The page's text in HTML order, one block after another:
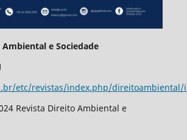
e Sociedade
etc/revistas/index.php/direitoambiental/
Revista Direito Ambiental e